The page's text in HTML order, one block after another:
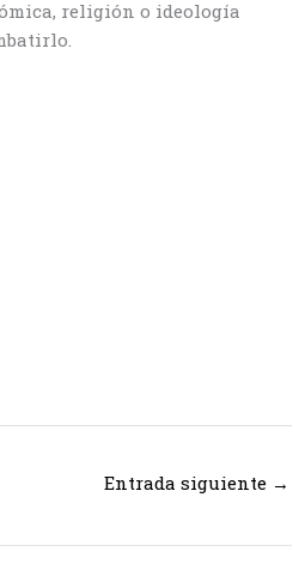
religión o ideología
Entrada siguiente →